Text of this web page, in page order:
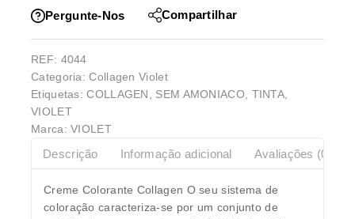
Pergunte-Nos Compartilhar
REF: 4044
Categoria:Collagen Violet
Etiquetas:COLLAGEN SEM AMONIACO TINTA
VIOLET
Marca:VIOLET
Descrição Informação adicional Avaliações (0)
Creme Colorante Collagen O seu sistema de
coloração caracteriza-se por um conjunto de